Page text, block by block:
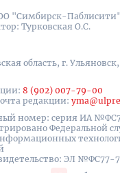
"Симбирск-Паблисити"
Турковская О.С.
область, г.
8 (902) 007-79-00
редакции:
номер: серия ИА
Федеральной
ЭЛ №ФС77-